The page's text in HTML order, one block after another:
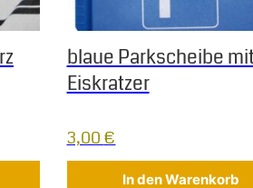
blaue Parkscheibe mit
Eiskratzer
3,00€
In den Warenkorb